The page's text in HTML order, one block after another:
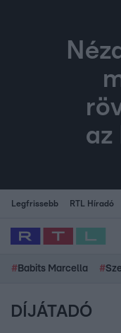
az
Legfrissebb RTL Híradó
# Babits Marcella #
DÍJÁTADÓ